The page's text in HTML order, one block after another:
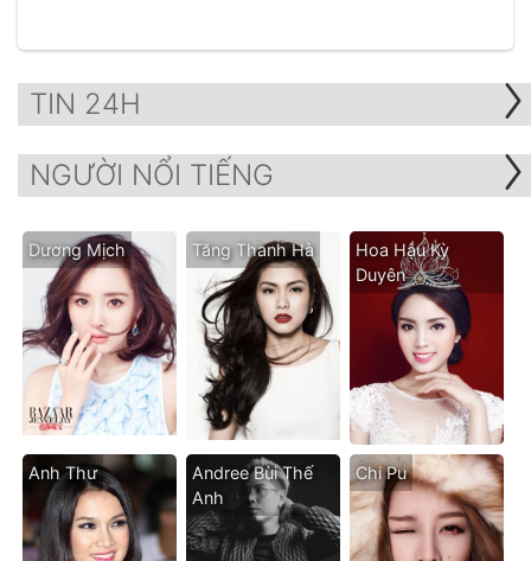
TIN 24H
NGƯỜI NỔI TIẾNG
Dương Mịch Tăng Thanh Hà
Hoa Hậu Kỳ
Duyên
Anh Thư
Andree Bùi Thế
Anh
Chi Pu